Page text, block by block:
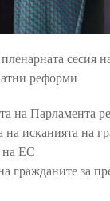
сесия
реформи
на Парламента
на исканията на
на ЕС
гражданите за